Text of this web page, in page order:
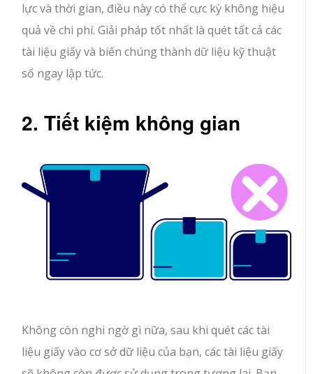
lực và thời gian, điều này có thể cực kỳ không hiệu
quả về chi phí. Giải pháp tốt nhất là quét tất cả các
tài liệu giấy và biến chúng thành dữ liệu kỹ thuật
số ngay lập tức.
2. Tiết kiệm không gian
Không còn nghi ngờ gì nữa, sau khi quét các tài
liệu giấy vào cơ sở dữ liệu của bạn, các tài liệu giấy